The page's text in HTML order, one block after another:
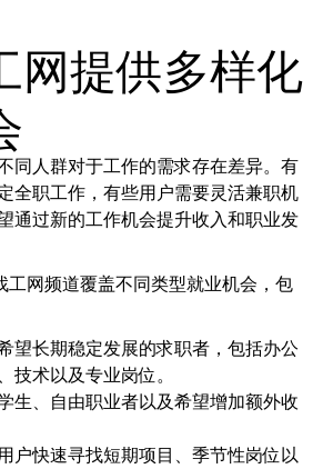
网提供多样化
同人群对于工作的需求存在差异。有
全职工作，有些用户需要灵活兼职机
通过新的工作机会提升收入和职业发
工网频道覆盖不同类型就业机会，包
望长期稳定发展的求职者，包括办公
技术以及专业岗位。
生、自由职业者以及希望增加额外收
户快速寻找短期项目、季节性岗位以